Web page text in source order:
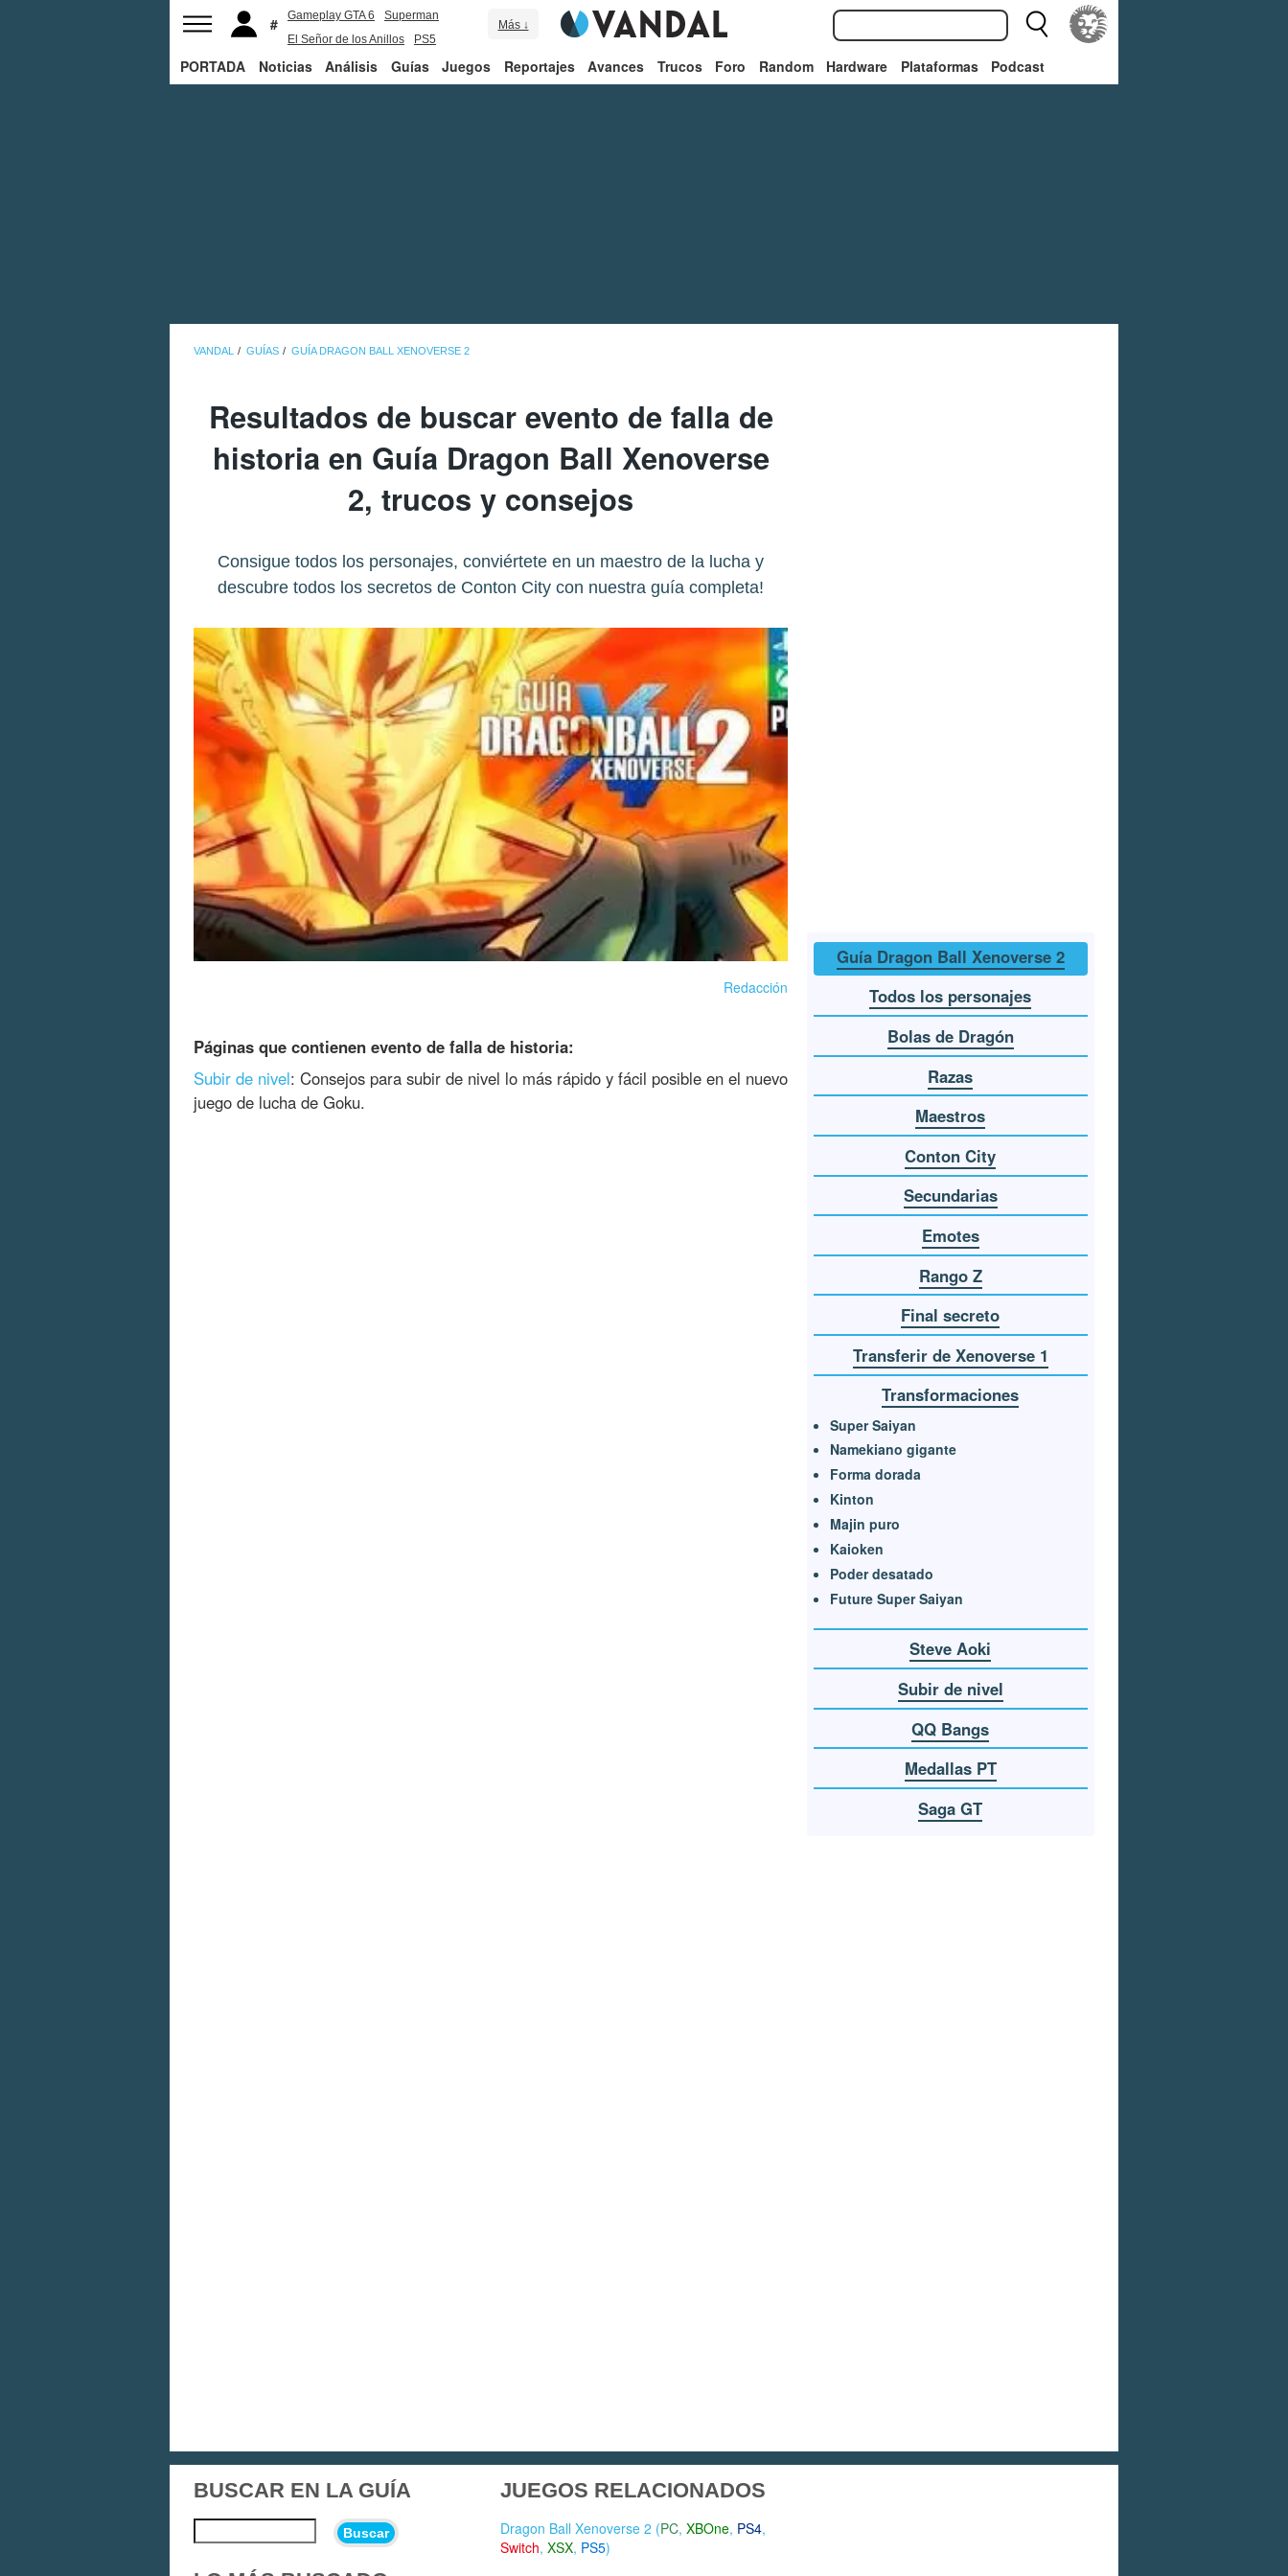
Gameplay GTA 6
Superman
El Señor de los Anillos
PS5
Más ↓
PORTADA Noticias Análisis Guías Juegos Reportajes Avances Trucos Foro Random Hardware Plataformas Podcast
VANDAL GUÍAS GUÍA DRAGON BALL XENOVERSE 2
Resultados de buscar evento de falla de
historia en Guía Dragon Ball Xenoverse
2, trucos y consejos
Consigue todos los personajes, conviértete en un maestro de la lucha y
descubre todos los secretos de Conton City con nuestra guía completa!
Redacción
Páginas que contienen evento de falla de historia:
Subir de nivel: Consejos para subir de nivel lo más rápido y fácil posible en el nuevo
juego de lucha de Goku.
Guía Dragon Ball Xenoverse 2
Todos los personajes
Bolas de Dragón
Razas
Maestros
Conton City
Secundarias
Emotes
Rango Z
Final secreto
Transferir de Xenoverse 1
Transformaciones
Super Saiyan
Namekiano gigante
Forma dorada
Kinton
Majin puro
Kaioken
Poder desatado
Future Super Saiyan
Steve Aoki
Subir de nivel
QQ Bangs
Medallas PT
Saga GT
BUSCAR EN LA GUÍA
Buscar
JUEGOS RELACIONADOS
Dragon Ball Xenoverse 2 (PC, XBOne, PS4,
Switch, XSX, PS5)